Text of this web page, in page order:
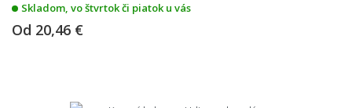
Skladom, vo štvrtok či piatok u vás
Od 20,46 €